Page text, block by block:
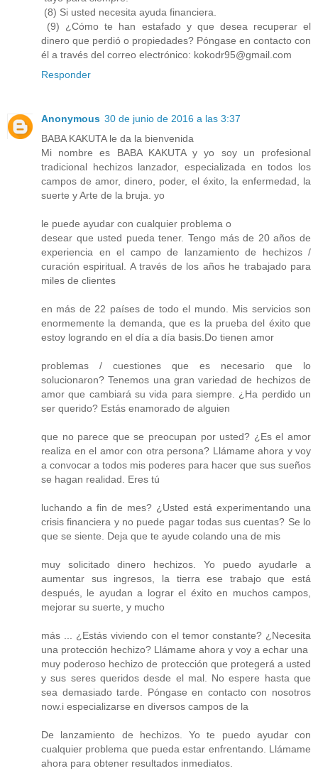
(8) Si usted necesita ayuda financiera.
(9) ¿Cómo te han estafado y que desea recuperar el
dinero que perdió o propiedades? Póngase en contacto con
él a través del correo electrónico: kokodr95@gmail.com
Responder
Anonymous 30 de junio de 2016 a las 3:37
BABA KAKUTA le da la bienvenida
Mi nombre es BABA KAKUTA y yo soy un profesional
tradicional hechizos lanzador, especializada en todos los
campos de amor, dinero, poder, el éxito, la enfermedad, la
suerte y Arte de la bruja. yo
le puede ayudar con cualquier problema o
desear que usted pueda tener. Tengo más de 20 años de
experiencia en el campo de lanzamiento de hechizos /
curación espiritual. A través de los años he trabajado para
miles de clientes
en más de 22 países de todo el mundo. Mis servicios son
enormemente la demanda, que es la prueba del éxito que
estoy logrando en el día a día basis.Do tienen amor
problemas / cuestiones que es necesario que lo
solucionaron? Tenemos una gran variedad de hechizos de
amor que cambiará su vida para siempre. ¿Ha perdido un
ser querido? Estás enamorado de alguien
que no parece que se preocupan por usted? ¿Es el amor
realiza en el amor con otra persona? Llámame ahora y voy
a convocar a todos mis poderes para hacer que sus sueños
se hagan realidad. Eres tú
luchando a fin de mes? ¿Usted está experimentando una
crisis financiera y no puede pagar todas sus cuentas? Se lo
que se siente. Deja que te ayude colando una de mis
muy solicitado dinero hechizos. Yo puedo ayudarle a
aumentar sus ingresos, la tierra ese trabajo que está
después, le ayudan a lograr el éxito en muchos campos,
mejorar su suerte, y mucho
más ... ¿Estás viviendo con el temor constante? ¿Necesita
una protección hechizo? Llámame ahora y voy a echar una
muy poderoso hechizo de protección que protegerá a usted
y sus seres queridos desde el mal. No espere hasta que
sea demasiado tarde. Póngase en contacto con nosotros
now.i especializarse en diversos campos de la
De lanzamiento de hechizos. Yo te puedo ayudar con
cualquier problema que pueda estar enfrentando. Llámame
ahora para obtener resultados inmediatos.